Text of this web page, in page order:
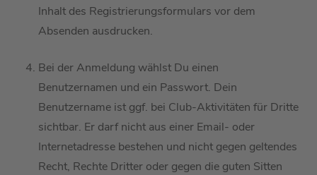
Inhalt des Registrierungsformulars vor dem
Absenden ausdrucken.
Bei der Anmeldung wählst Du einen
Benutzernamen und ein Passwort. Dein
Benutzername ist ggf. bei Club-Aktivitäten für Dritte
sichtbar. Er darf nicht aus einer Email- oder
Internetadresse bestehen und nicht gegen geltendes
Recht, Rechte Dritter oder gegen die guten Sitten